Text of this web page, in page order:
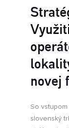
novej
So
slovenský